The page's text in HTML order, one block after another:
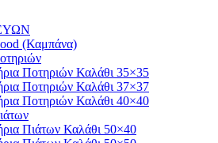
(Καμπάνα)
Ποτηριών Καλάθι 35×35
Ποτηριών Καλάθι 37×37
Ποτηριών Καλάθι 40×40
Πιάτων Καλάθι 50×40